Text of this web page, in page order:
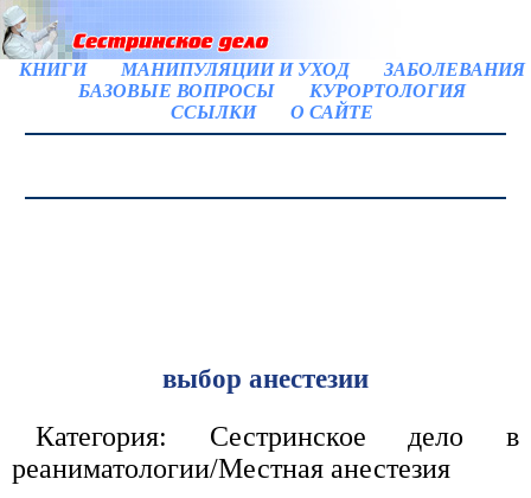
КНИГИ МАНИПУЛЯЦИИ И УХОД
ЗАБОЛЕВАНИЯ
БАЗОВЫЕ ВОПРОСЫ
КУРОРТОЛОГИЯ
ССЫЛКИ
О САЙТЕ
выбор анестезии
Категория: Сестринское дело в
реаниматологии/Местная анестезия